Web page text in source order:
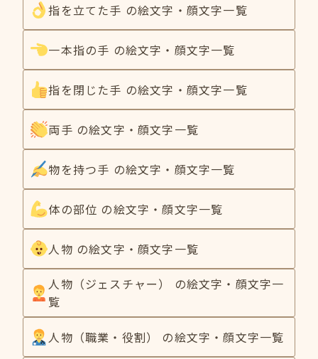
指を立てた手 の絵文字・顔文字一覧
一本指の手 の絵文字・顔文字一覧
指を閉じた手 の絵文字・顔文字一覧
両手 の絵文字・顔文字一覧
物を持つ手 の絵文字・顔文字一覧
体の部位 の絵文字・顔文字一覧
人物 の絵文字・顔文字一覧
人物（ジェスチャー） の絵文字・顔文字一
覧
人物（職業・役割） の絵文字・顔文字一覧